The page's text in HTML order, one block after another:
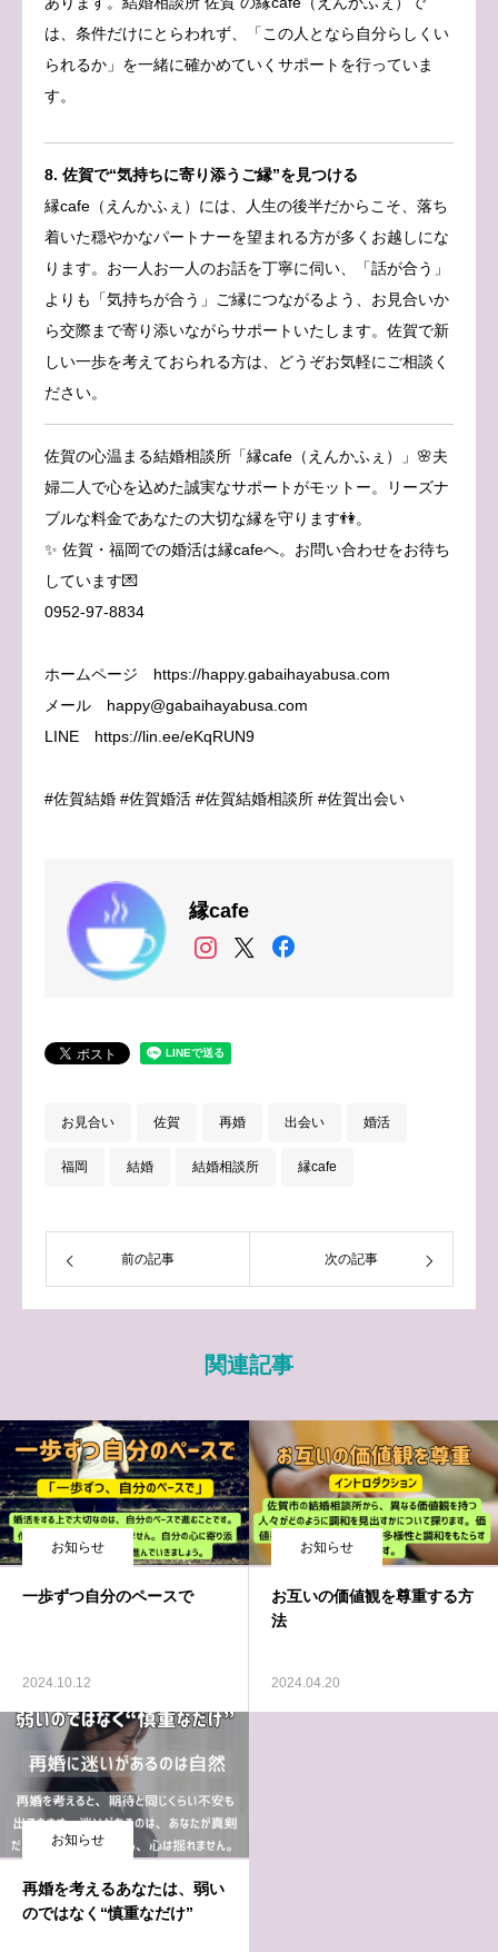
は、条件だけにとらわれず、「この人となら自分らしくい
られるか」を一緒に確かめていくサポートを行っていま
す。
8. 佐賀で“気持ちに寄り添うご縁”を見つける
縁cafe（えんかふぇ）には、人生の後半だからこそ、落ち
着いた穏やかなパートナーを望まれる方が多くお越しにな
ります。お一人お一人のお話を丁寧に伺い、「話が合う」
よりも「気持ちが合う」ご縁につながるよう、お見合いか
ら交際まで寄り添いながらサポートいたします。佐賀で新
しい一歩を考えておられる方は、どうぞお気軽にご相談く
ださい。
佐賀の心温まる結婚相談所「縁cafe（えんかふぇ）」🌸夫
婦二人で心を込めた誠実なサポートがモットー。リーズナ
ブルな料金であなたの大切な縁を守ります👫。
✨ 佐賀・福岡での婚活は縁cafeへ。お問い合わせをお待ち
しています💌
0952-97-8834
ホームページ https://happy.gabaihayabusa.com
メール happy@gabaihayabusa.com
LINE https://lin.ee/eKqRUN9
#佐賀結婚 #佐賀婚活 #佐賀結婚相談所 #佐賀出会い
縁cafe
お見合い 佐賀 再婚 出会い 婚活
福岡 結婚 結婚相談所 縁cafe
前の記事 次の記事
関連記事
お知らせ
一歩ずつ自分のペースで
2024.10.12
お知らせ
お互いの価値観を尊重する方
法
2024.04.20
お知らせ
再婚を考えるあなたは、弱い
のではなく“慎重なだけ”